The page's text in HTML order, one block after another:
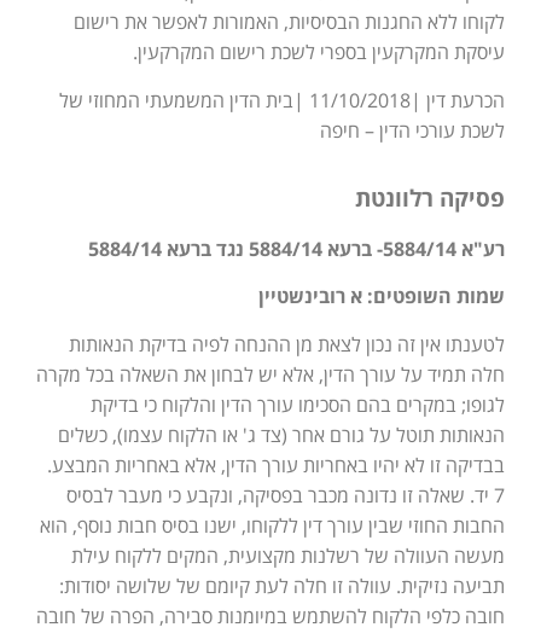
לקוחו ללא החגנות הבסיסיות, האמורות לאפשר את רישום
עיסקת המקרקעין בספרי לשכת רישום המקרקעין.
הכרעת דין |11/10/2018 |בית הדין המשמעתי המחוזי של
לשכת עורכי הדין – חיפה
פסיקה רלוונטת
רע"א 5884/14- ברעא 5884/14 נגד ברעא 5884/14
שמות השופטים: א רובינשטיין
לטענתו אין זה נכון לצאת מן ההנחה לפיה בדיקת הנאותות
חלה תמיד על עורך הדין, אלא יש לבחון את השאלה בכל מקרה
לגופו; במקרים בהם הסכימו עורך הדין והלקוח כי בדיקת
הנאותות תוטל על גורם אחר (צד ג' או הלקוח עצמו), כשלים
בבדיקה זו לא יהיו באחריות עורך הדין, אלא באחריות המבצע.
7 יד. שאלה זו נדונה מכבר בפסיקה, ונקבע כי מעבר לבסיס
החבות החוזי שבין עורך דין ללקוחו, ישנו בסיס חבות נוסף, הוא
מעשה העוולה של רשלנות מקצועית, המקים ללקוח עילת
תביעה נזיקית. עוולה זו חלה לעת קיומם של שלושה יסודות:
חובה כלפי הלקוח להשתמש במיומנות סבירה, הפרה של חובה